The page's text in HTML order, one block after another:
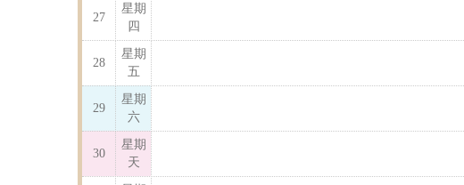
27
星期
四
28
星期
五
29
星期
六
30
星期
天